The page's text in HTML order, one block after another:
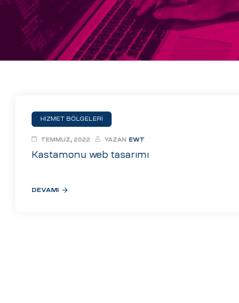
Aday
HİZMET BÖLGELERİ
Kastamonu web tasarımı
TEMMUZ, 2022 YAZAN EWT
DEVAMI